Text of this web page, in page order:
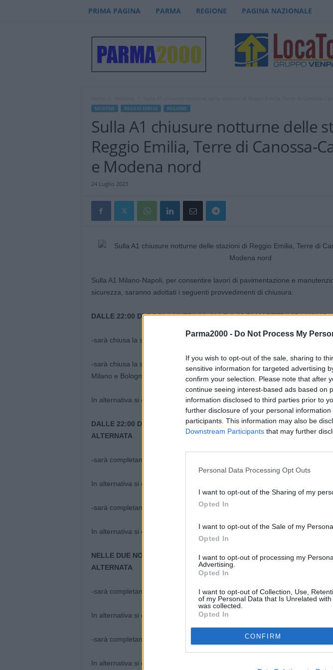
Parma2000 - Do Not Process My
If you wish to opt-out of the sale, sharing to
sensitive information for targeted advertising
confirm your selection. Please note that after
continue seeing interest-based ads based on
information disclosed to third parties prior to
further disclosure of your personal
participants. This information may also be
Downstream Participants that may further
Personal Data Processing Opt Outs
I want to opt-out of the Sharing of my
Opted In
I want to opt-out of the Sale of my
Opted In
I want to opt-out of processing my
Advertising.
Opted In
I want to opt-out of Collection, Use,
of my Personal Data that Is Unrelated
was collected.
Opted In
CONFIRM
PRIMA PAGINA PARMA REGIONE PAGINA NAZIONALE
MODENA REGGIO EMILIA REGIONE
Sulla A1 chiusure notturne delle
Reggio Emilia, Terre di Canossa-
e Modena nord
24 Luglio 2023
Sulla A1 Milano-Napoli, per consentire lavori di pavimentazione e
sicurezza, saranno adottati i seguenti provvedimenti di chiusura:
DALLE 22:00 DI OGGI, LUNEDI’ 24, ALLE 6:00 DI MARTEDI’ 25 LUGLIO
-sarà chiusa la stazione di Reggio Emilia, in entrata, in entrambe le direzioni,
-sarà chiusa la stazione di Reggio Emilia, in uscita in modalità alternata, da
Milano e Bologna.
In alternativa si consiglia di entrare alla stazione di Terre di Canossa-
DALLE 22:00 DI MARTEDI’ 25 ALLE 6:00 DI MERCOLEDI’ 26 LUGLIO IN
ALTERNATA
-sarà completamente chiusa la stazione di Reggio Emilia, in entrate e in
In alternativa si consiglia di utilizzare la stazione di Terre di Canossa-
-sarà completamente chiusa la stazione di Terre di Canossa-Campegine, in
In alternativa si consiglia di utilizzare la stazione di Reggio Emilia o di Parma.
NELLE DUE NOTTI DI MERCOLEDI’ 26 E GIOVEDI’ 27, CON ORARIO
ALTERNATA
-sarà completamente chiusa la stazione di Terre di Canossa-Campegine, in
In alternativa si consiglia di utilizzare la stazione di Reggio Emilia o di Parma;
-sarà completamente chiusa la stazione di Modena nord, in entrata e in
In alternativa si consiglia di utilizzare la stazione di Reggio Emilia o di Parma.